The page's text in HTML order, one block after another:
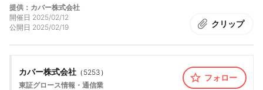
提供：カバー株式会社
開催日 2025/02/12
公開日 2025/02/19 クリップ
カバー株式会社 （ 5253 ）
東証グロース情報・通信業
フォロー